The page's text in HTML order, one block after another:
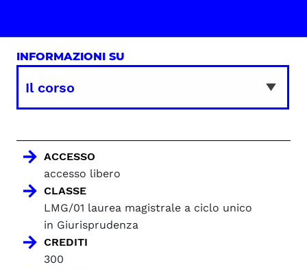
INFORMAZIONI SU
ACCESSO
accesso libero
CLASSE
LMG/01 laurea magistrale a ciclo unico
in Giurisprudenza
CREDITI
300